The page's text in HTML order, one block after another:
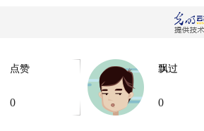
点赞
0
飘过
0